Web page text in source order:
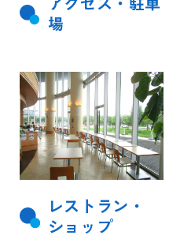
場
レストラン・
ショップ